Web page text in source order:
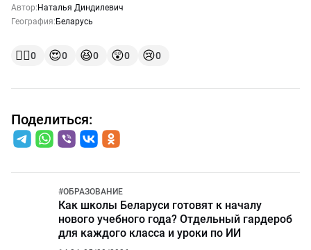
Автор: Наталья Диндилевич
География: Беларусь
👍🏻0 😍0 😆0 😲0 😢0
Поделиться:
#ОБРАЗОВАНИЕ
Как школы Беларуси готовят к началу
нового учебного года? Отдельный гардероб
для каждого класса и уроки по ИИ